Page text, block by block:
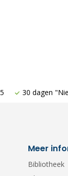
30 dagen
Meer
Bibliotheek